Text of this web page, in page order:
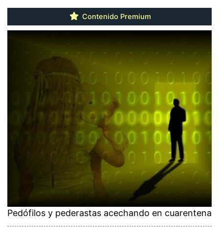
Contenido Premium
Pedófilos y pederastas acechando en cuarentena